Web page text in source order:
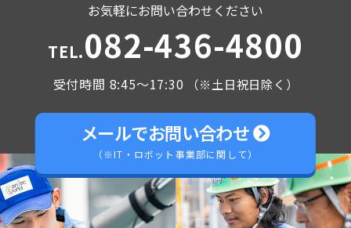
お気軽にお問い合わせください
TEL.082-436-4800
受付時間 8:45～17:30 （※土日祝日除く）
メールでお問い合わせ
（※IT・ロボット事業部に関して）